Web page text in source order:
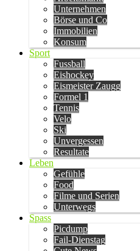
Unternehmen
Börse und Co
Immobilien
Konsum
Sport
Fussball
Eishockey
Eismeister Zaugg
Formel 1
Tennis
Velo
Ski
Unvergessen
Resultate
Leben
Gefühle
Food
Filme und Serien
Unterwegs
Spass
Picdump
Fail-Dienstag